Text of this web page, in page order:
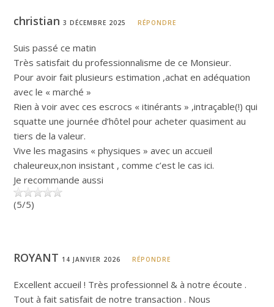
christian3 DÉCEMBRE 2025 RÉPONDRE
Suis passé ce matin
Très satisfait du professionnalisme de ce Monsieur.
Pour avoir fait plusieurs estimation ,achat en adéquation
avec le « marché »
Rien à voir avec ces escrocs « itinérants » ,intraçable(!) qui
squatte une journée d’hôtel pour acheter quasiment au
tiers de la valeur.
Vive les magasins « physiques » avec un accueil
chaleureux,non insistant , comme c’est le cas ici.
Je recommande aussi
(5/5)
ROYANT 14 JANVIER 2026 RÉPONDRE
Excellent accueil ! Très professionnel & à notre écoute .
Tout à fait satisfait de notre transaction . Nous